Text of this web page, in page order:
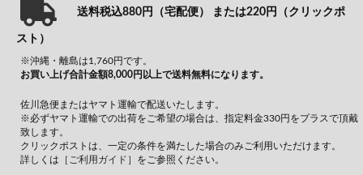
送料税込880円（宅配便） または220円（クリックポ
スト）
※沖縄・離島は1,760円です。
お買い上げ合計金額8,000円以上で送料無料になります。
佐川急便またはヤマト運輸で配送いたします。
※必ずヤマト運輸での出荷をご希望の場合は、指定料金330円をプラスで頂戴
致します。
クリックポストは、一定の条件を満たした場合のみご利用いただけます。
詳しくは ［ご利用ガイド］ をご参照ください。